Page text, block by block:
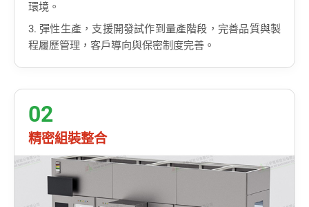
環境。
3. 彈性生產，支援開發試作到量產階段，完善品質與製
程履歷管理，客戶導向與保密制度完善。
02
精密組裝整合
繁體中文 English